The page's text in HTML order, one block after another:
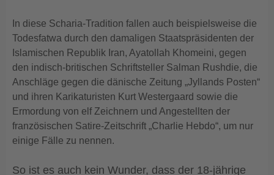
In diese Scharia-Tradition fallen auch beispielsweise die
Todesfatwa durch den damaligen Staatspräsidenten der
Islamischen Republik Iran, Ayatollah Khomeini, gegen
den indisch-britischen Schriftsteller Salman Rushdie, die
Anschläge gegen die dänische Zeitung „Jyllands Posten“
und ihren Karikaturisten Kurt Westergaard sowie die
Ermordung von elf Zeichnern und Angestellten der
französischen Satire-Zeitschrift „Charlie Hebdo“, um nur
einige Fälle zu nennen.
So ist es auch kein Wunder, dass der 18-jährige